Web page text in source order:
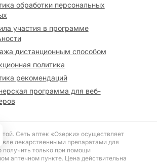
обработки персональных
участия в программе
дистанционным способом
политика
рекомендаций
программа для веб-
Сеть аптек «Озерки» осуществляет
лекарственными препаратами для
только при помощи
аптечном пункте. Цена действительна